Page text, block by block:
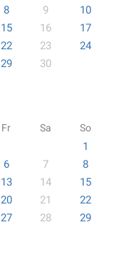
8 9
10
15 16
17
22 23
24
29 30
Fr Sa So
1
6 7
8
13 14
15
20 21
22
27 28
29